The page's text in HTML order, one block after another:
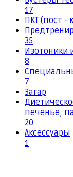
17
ПКТ (пост -
35
Изотоники
8
7
Загар
печенье,
20
Аксессуары
1